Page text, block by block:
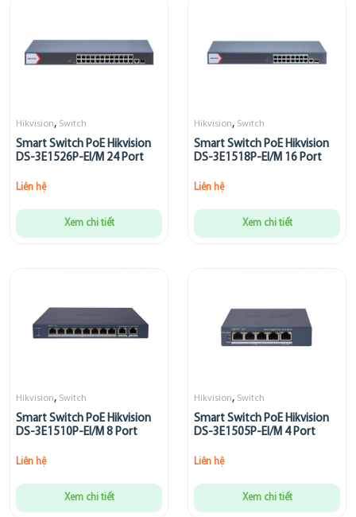
Hikvision, Switch
Smart Switch PoE Hikvision
DS-3E1526P-EI/M 24 Port
Liên hệ
Xem chi tiết
Hikvision, Switch
Smart Switch PoE Hikvision
DS-3E1518P-EI/M 16 Port
Liên hệ
Xem chi tiết
Hikvision, Switch
Smart Switch PoE Hikvision
DS-3E1510P-EI/M 8 Port
Liên hệ
Xem chi tiết
Hikvision, Switch
Smart Switch PoE Hikvision
DS-3E1505P-EI/M 4 Port
Liên hệ
Xem chi tiết